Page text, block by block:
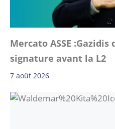
Mercato ASSE
signature avant la L2
7 août 2026